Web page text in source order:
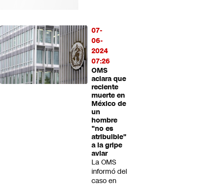
07-
06-
2024
07:26
OMS
aclara que
reciente
muerte en
México de
un
hombre
"no es
atribuible"
a la gripe
aviar
La OMS
informó del
caso en